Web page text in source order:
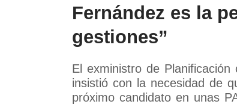
Fernández es la
gestiones”
El exministro de
insistió con la necesidad de
próximo candidato en unas